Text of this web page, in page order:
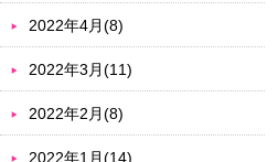
2022年4月(8)
2022年3月(11)
2022年2月(8)
2022年1月(14)